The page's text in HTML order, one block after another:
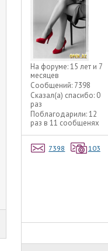
На форуме:15 лет и 7
месяцев
Сообщений: 7398
Сказал(а) спасибо: 0
раз
Поблагодарили:12
раз в 11 сообщенях
7398 103